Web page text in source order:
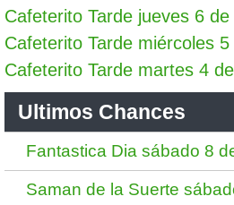
Cafeterito Tarde jueves 6
Cafeterito Tarde miércoles
Cafeterito Tarde martes 4
Ultimos Chances
Fantastica Dia sábado 8
Saman de la Suerte